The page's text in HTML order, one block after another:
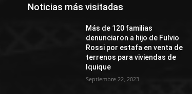
Noticias más visitadas
Más de 120 familias
denunciaron a hijo de Fulvio
Rossi por estafa en venta de
terrenos para viviendas de
Iquique
Septiembre 22, 2023